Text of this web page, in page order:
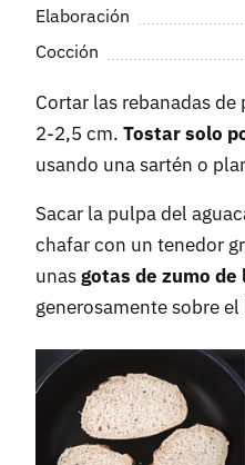
Elaboración
Cocción
Cortar las rebanadas
2-2,5 cm. Tostar solo
usando una sartén o
Sacar la pulpa del
chafar con un tenedor
unasgotas de zumo de
generosamente sobre